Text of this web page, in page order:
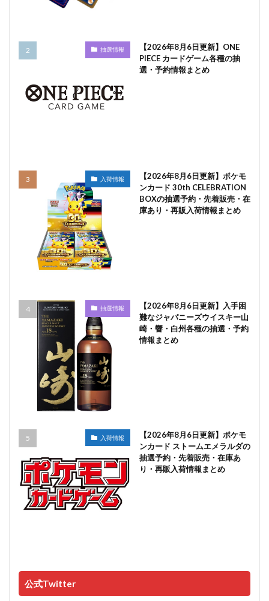
抽選情報
【2026年8月6日更新】ONE
PIECE カードゲーム各種の抽
選・予約情報まとめ
入荷情報
【2026年8月6日更新】ポケモ
ンカード 30th CELEBRATION
BOXの抽選予約・先着販売・在
庫あり・再販入荷情報まとめ
抽選情報
【2026年8月6日更新】入手困
難なジャパニーズウイスキー山
崎・響・白州各種の抽選・予約
情報まとめ
入荷情報
【2026年8月6日更新】ポケモ
ンカード ストームエメラルダの
抽選予約・先着販売・在庫あ
り・再販入荷情報まとめ
公式Twitter